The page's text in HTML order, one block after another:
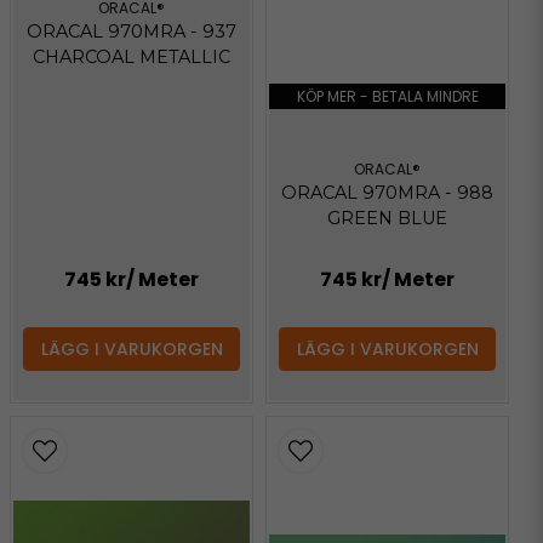
ORACAL®
ORACAL 970MRA - 937
CHARCOAL METALLIC
745 kr/ Meter
LÄGG I VARUKORGEN
KÖP MER - BETALA MINDRE
ORACAL®
ORACAL 970MRA - 988
GREEN BLUE
745 kr/ Meter
LÄGG I VARUKORGEN